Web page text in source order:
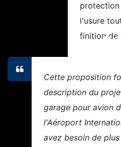
l'usure
finition de
Cette proposition
description du
garage pour avion
l'Aéroport
avez besoin de